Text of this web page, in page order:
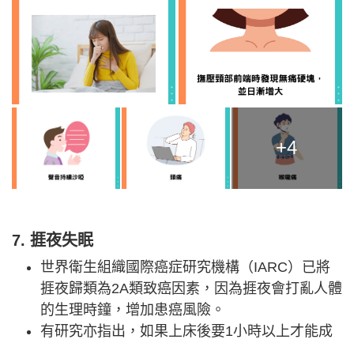
+4
7. 捱夜失眠
世界衛生組織國際癌症研究機構（IARC）已將
捱夜歸類為2A類致癌因素，因為捱夜會打亂人體
的生理時鐘，增加患癌風險。
有研究亦指出，如果上床後要1小時以上才能成